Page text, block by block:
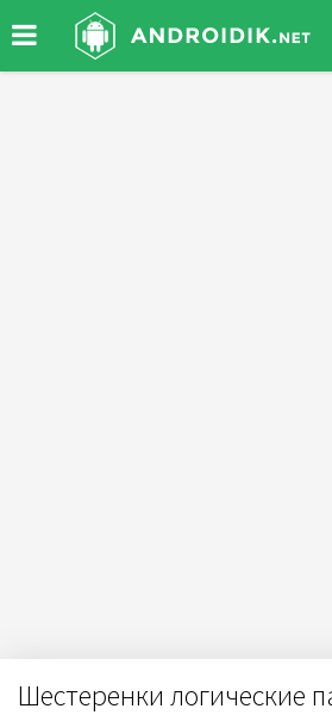
Шестеренки логические